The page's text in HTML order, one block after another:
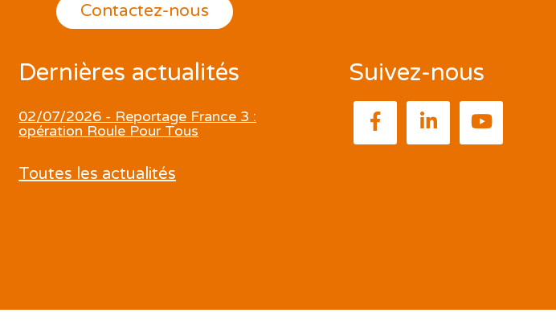
Contactez-nous
Dernières actualités
02/07/2026 - Reportage France 3 :
opération Roule Pour Tous
Toutes les actualités
Suivez-nous